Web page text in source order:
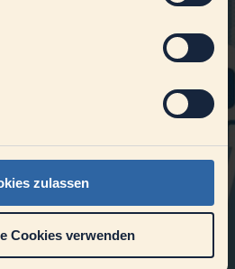
zulassen
Cookies verwenden